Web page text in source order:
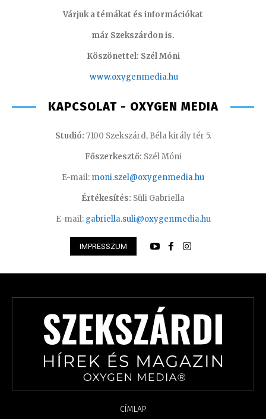
Várjuk a témákat és információkat
már Szekszárdon is.
Köszönettel: Szél Móni
www.oxygenmedia.hu
KAPCSOLAT - OXYGEN MEDIA
Studió: 7100 Szekszárd, Béla király tér 5.
Főszerkesztő: Szél Móni
E-mail: moni.szel@oxygenmedia.hu
Értékesítés: Süli Gabriella
E-mail: gabriella.suli@oxygenmedia.hu
IMPRESSZUM
CÍMLAP